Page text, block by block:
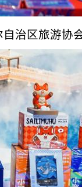
自治区旅游协